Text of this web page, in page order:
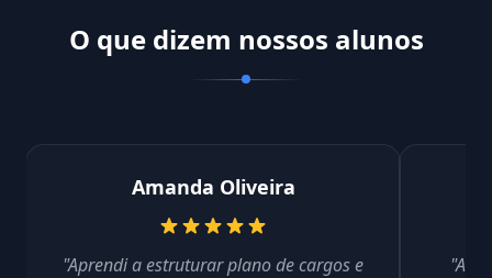
O que dizem nossos alunos
Amanda Oliveira
"Aprendi a estruturar plano de cargos e
"As